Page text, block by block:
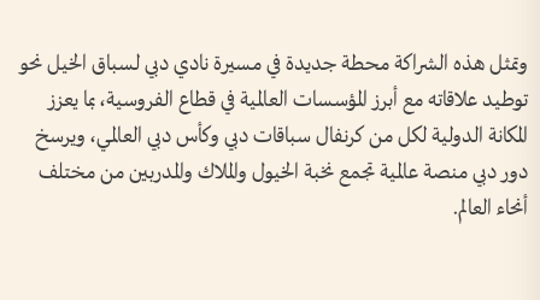
وتمثل هذه الشراكة محطة جديدة في مسيرة نادي دبي لسباق الخيل نحو
توطيد علاقاته مع أبرز المؤسسات العالمية في قطاع الفروسية، بما يعزز
المكانة الدولية لكل من كرنفال سباقات دبي وكأس دبي العالمي، ويرسخ
دور دبي منصة عالمية تجمع نخبة الخيول والملاك والمدربين من مختلف
أنحاء العالم.